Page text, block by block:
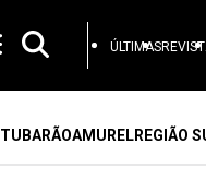
ÚLTIMAS
TUBARÃOAMURELREGIÃO